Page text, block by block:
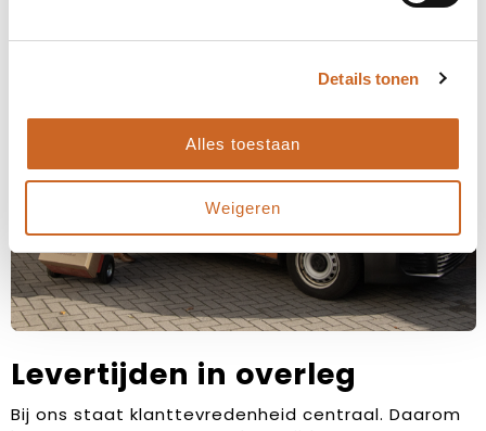
Details tonen
Alles toestaan
Weigeren
Levertijden in overleg
Bij ons staat klanttevredenheid centraal. Daarom